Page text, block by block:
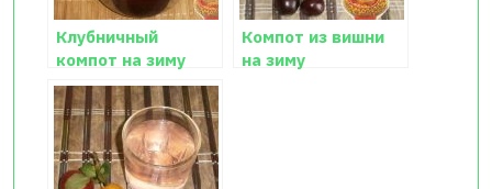
Клубничный
компот на зиму
рецепт
Компот из вишни
на зиму